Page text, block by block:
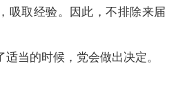
吸取经验。因此，不排除来届
当的时候，党会做出决定。